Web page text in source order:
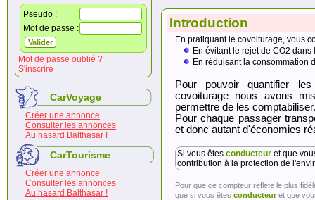
Pseudo :
Mot de passe :
Mot de passe oublié ?
S'inscrire
CarVoyage
Créer une annonce
Consulter les annonces
Au hasard Balthasar !
CarTourisme
Créer une annonce
Consulter les annonces
Au hasard Balthasar !
Introduction
En pratiquant le covoiturage, vous
En évitant le rejet de CO2 dans
En réduisant la consommation
Pour pouvoir quantifier
covoiturage nous avons
permettre de les comptabiliser.
Pour chaque passager
et donc autant d'économies
Si vous êtes conducteur et que
contribution à la protection
Pour que ce compteur reflète le plus
que si vous êtes conducteuret que